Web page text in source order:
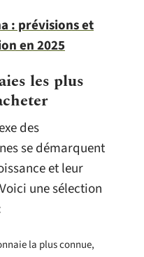
: prévisions et
en 2025
les plus
des
se démarquent
et leur
une sélection
la plus connue,